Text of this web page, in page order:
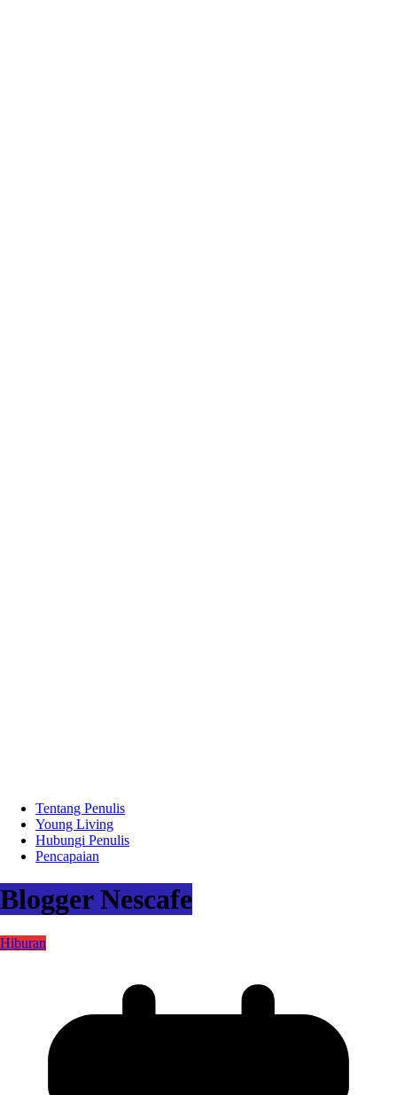
Tentang Penulis
Young Living
Hubungi Penulis
Pencapaian
Blogger Nescafe
Hiburan